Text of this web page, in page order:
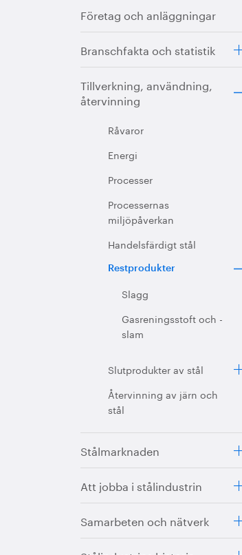
Företag och anläggningar
Branschfakta och statistik
Tillverkning, användning,
återvinning
Råvaror
Energi
Processer
Processernas
miljöpåverkan
Handelsfärdigt stål
Restprodukter
Slagg
Gasreningsstoft och -
slam
Slutprodukter av stål
Återvinning av järn och
stål
Stålmarknaden
Att jobba i stålindustrin
Samarbeten och nätverk